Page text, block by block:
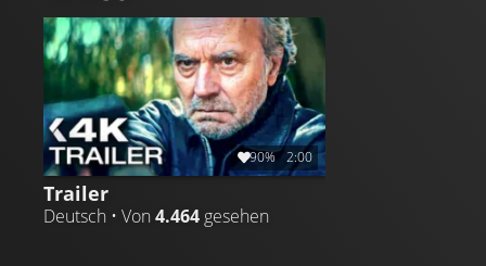
und Martíns Verhalten so unberechenbar, dass Ruth
langsam vermutet, er könnte für den Tod ihrer Mutter
verantwortlich sein. Wohnt sie unter einem Dach mit
einem Mörder?
90% 2:00
Trailer
Deutsch • Von 4.464 gesehen